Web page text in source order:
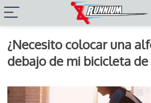
¿Necesito colocar una
debajo de mi bicicleta